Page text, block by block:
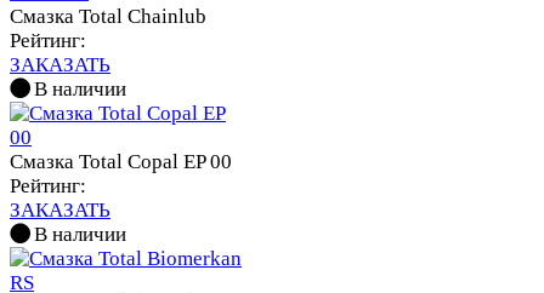
Смазка Total Chainlub
Рейтинг:
ЗАКАЗАТЬ
В наличии
Смазка Total Copal EP 00
Рейтинг:
ЗАКАЗАТЬ
В наличии